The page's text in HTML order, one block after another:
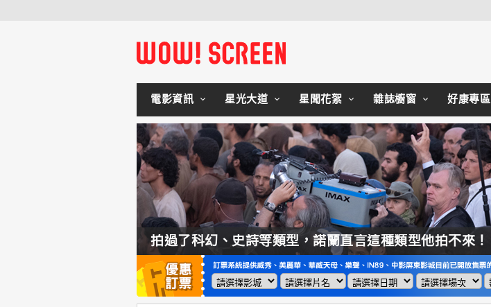
電影資訊 星光大道 星聞花絮 雜誌櫥窗 好康專區
拍過了科幻、史詩等類型，諾蘭直言這種類型他拍不來！